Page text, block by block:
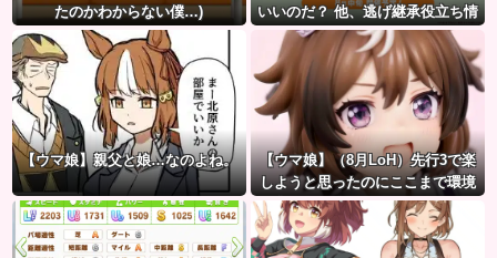
たのかわからない僕…)
いいのだ？ 他、逃げ継承役立ち情
報など
【ウマ娘】親父と娘…なのよね。
【ウマ娘】（8月LoH）先行3で楽
しようと思ったのにここまで環境
が変わるとは思わなかったのだ…